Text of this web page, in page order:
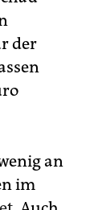
der
an
im